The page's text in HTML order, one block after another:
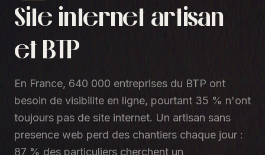
Site internet artisan
et BTP
En France, 640 000 entreprises du BTP ont
besoin de visibilite en ligne, pourtant 35 % n'ont
toujours pas de site internet. Un artisan sans
presence web perd des chantiers chaque jour :
87 % des particuliers cherchent un